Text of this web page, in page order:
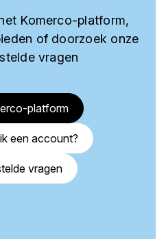
Komerco-platform,
of doorzoek onze
vragen
platform
een account?
vragen